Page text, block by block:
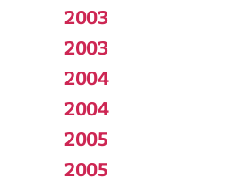
2003
2003
2004
2004
2005
2005